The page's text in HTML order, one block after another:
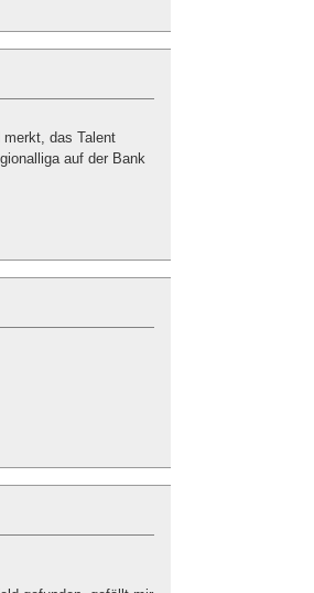
das Talent
auf der Bank